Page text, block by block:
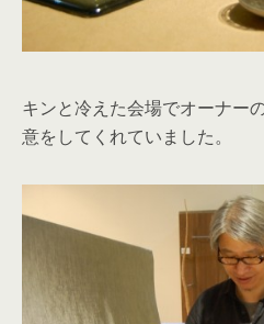
キンと冷えた会場でオーナー
意をしてくれていました。